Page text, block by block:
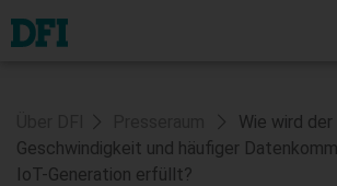
Wie wird
Geschwindigkeit und häufiger
IoT-Generation erfüllt?